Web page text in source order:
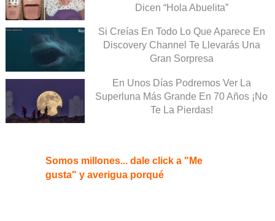
Dicen “Hola Abuelita”
Si Creías En Todo Lo Que Aparece En
Discovery Channel Te Llevarás Una
Gran Sorpresa
En Unos Días Podremos Ver La
Superluna Más Grande En 70 Años ¡No
Te La Pierdas!
Somos millones... dale click a "Me
gusta" y averigua porqué